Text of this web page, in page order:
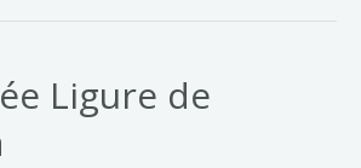
Ligure de